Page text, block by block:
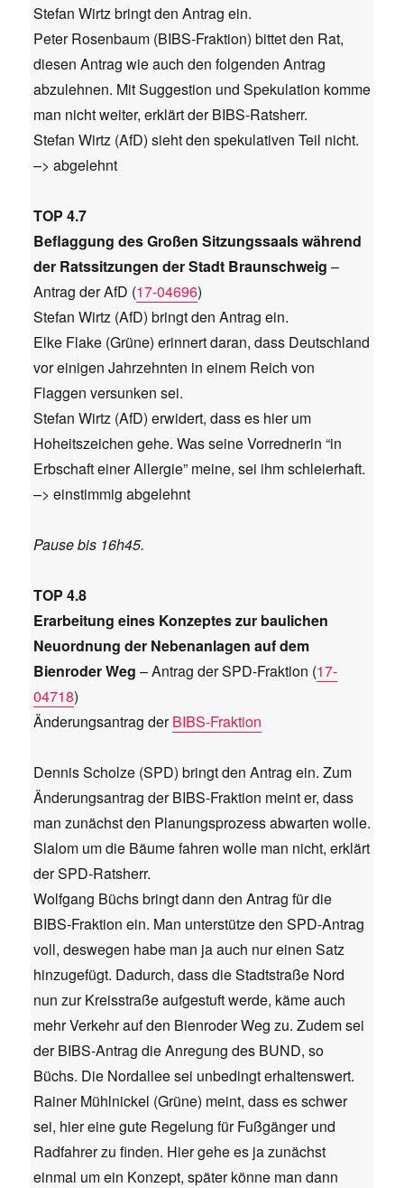
Stefan Wirtz bringt den Antrag ein.
Peter Rosenbaum (BIBS-Fraktion) bittet den Rat,
diesen Antrag wie auch den folgenden Antrag
abzulehnen. Mit Suggestion und Spekulation komme
man nicht weiter, erklärt der BIBS-Ratsherr.
Stefan Wirtz (AfD) sieht den spekulativen Teil nicht.
–> abgelehnt
TOP 4.7
Beflaggung des Großen Sitzungssaals während
der Ratssitzungen der Stadt Braunschweig –
Antrag der AfD (17-04696)
Stefan Wirtz (AfD) bringt den Antrag ein.
Elke Flake (Grüne) erinnert daran, dass Deutschland
vor einigen Jahrzehnten in einem Reich von
Flaggen versunken sei.
Stefan Wirtz (AfD) erwidert, dass es hier um
Hoheitszeichen gehe. Was seine Vorrednerin “in
Erbschaft einer Allergie” meine, sei ihm schleierhaft.
–> einstimmig abgelehnt
Pause bis 16h45.
TOP 4.8
Erarbeitung eines Konzeptes zur baulichen
Neuordnung der Nebenanlagen auf dem
Bienroder Weg – Antrag der SPD-Fraktion (17-
04718)
Änderungsantrag derBIBS-Fraktion
Dennis Scholze (SPD) bringt den Antrag ein. Zum
Änderungsantrag der BIBS-Fraktion meint er, dass
man zunächst den Planungsprozess abwarten wolle.
Slalom um die Bäume fahren wolle man nicht, erklärt
der SPD-Ratsherr.
Wolfgang Büchs bringt dann den Antrag für die
BIBS-Fraktion ein. Man unterstütze den SPD-Antrag
voll, deswegen habe man ja auch nur einen Satz
hinzugefügt. Dadurch, dass die Stadtstraße Nord
nun zur Kreisstraße aufgestuft werde, käme auch
mehr Verkehr auf den Bienroder Weg zu. Zudem sei
der BIBS-Antrag die Anregung des BUND, so
Büchs. Die Nordallee sei unbedingt erhaltenswert.
Rainer Mühlnickel (Grüne) meint, dass es schwer
sei, hier eine gute Regelung für Fußgänger und
Radfahrer zu finden. Hier gehe es ja zunächst
einmal um ein Konzept, später könne man dann